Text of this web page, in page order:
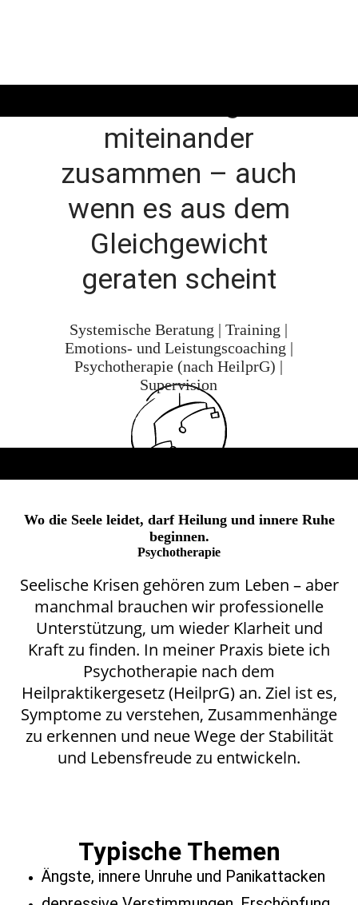
miteinander
zusammen – auch
wenn es aus dem
Gleichgewicht
geraten scheint
Systemische Beratung | Training |
Emotions- und Leistungscoaching |
Psychotherapie (nach HeilprG) |
Supervision
Wo die Seele leidet, darf Heilung und innere Ruhe
beginnen.
Psychotherapie
Seelische Krisen gehören zum Leben – aber
manchmal brauchen wir professionelle
Unterstützung, um wieder Klarheit und
Kraft zu finden. In meiner Praxis biete ich
Psychotherapie nach dem
Heilpraktikergesetz (HeilprG) an. Ziel ist es,
Symptome zu verstehen, Zusammenhänge
zu erkennen und neue Wege der Stabilität
und Lebensfreude zu entwickeln.
Typische Themen
Ängste, innere Unruhe und Panikattacken